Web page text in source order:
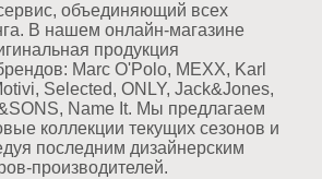
объединяющий всех
В нашем онлайн-магазине
продукция
Marc O'Polo, MEXX, Karl
Selected, ONLY, Jack&Jones,
Name It. Мы предлагаем
коллекции текущих сезонов и
последним дизайнерским
производителей.